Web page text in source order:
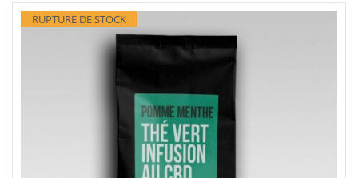
RUPTURE DE STOCK